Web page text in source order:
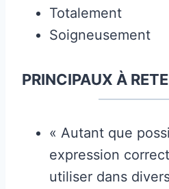
Totalement
Soigneusement
PRINCIPAUX À
« Autant que
expression
utiliser dans